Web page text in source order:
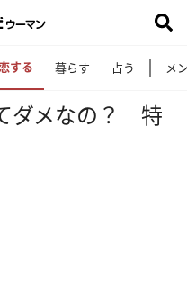
する 暮らす 占う メ
ダメなの？ 特